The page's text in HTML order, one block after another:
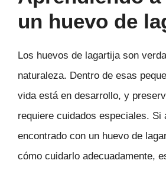
un huevo de
Los huevos de lagartija son
naturaleza. Dentro de esas
vida está en desarrollo, y
requiere cuidados especiales. Si
encontrado con un huevo de
cómo cuidarlo adecuadamente,